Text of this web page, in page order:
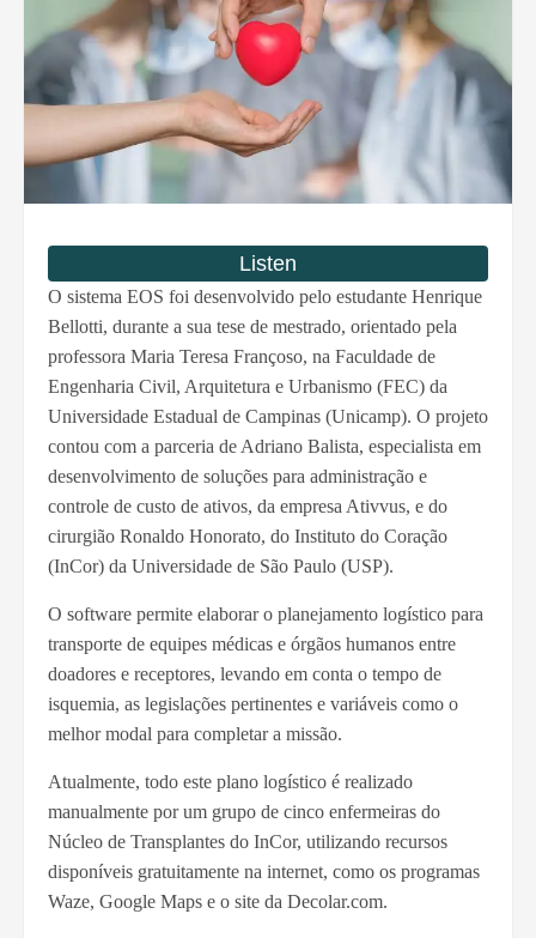
O sistema EOS foi desenvolvido pelo estudante Henrique
Bellotti, durante a sua tese de mestrado, orientado pela
professora Maria Teresa Françoso, na Faculdade de
Engenharia Civil, Arquitetura e Urbanismo (FEC) da
Universidade Estadual de Campinas (Unicamp). O projeto
contou com a parceria de Adriano Balista, especialista em
desenvolvimento de soluções para administração e
controle de custo de ativos, da empresa Ativvus, e do
cirurgião Ronaldo Honorato, do Instituto do Coração
(InCor) da Universidade de São Paulo (USP).
O software permite elaborar o planejamento logístico para
transporte de equipes médicas e órgãos humanos entre
doadores e receptores, levando em conta o tempo de
isquemia, as legislações pertinentes e variáveis como o
melhor modal para completar a missão.
Atualmente, todo este plano logístico é realizado
manualmente por um grupo de cinco enfermeiras do
Núcleo de Transplantes do InCor, utilizando recursos
disponíveis gratuitamente na internet, como os programas
Waze, Google Maps e o site da Decolar.com.